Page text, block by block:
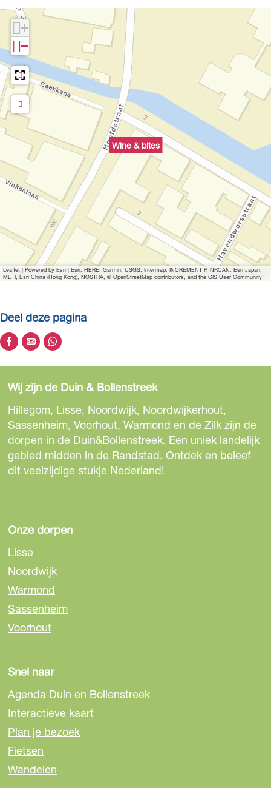
Wine & bites
+
−
Leaflet | Powered by Esri | Esri, HERE, Garmin, USGS, Intermap, INCREMENT P, NRCAN, Esri Japan,
METI, Esri China (Hong Kong), NOSTRA, © OpenStreetMap contributors, and the GIS User Community
Deel deze pagina
D
e
l
d
e
z
e
p
n
a
o
p
F
a
c
e
o
k
D
e
l
d
e
z
e
p
n
o
p
e
-
m
a
D
e
l
d
e
z
e
p
n
p
W
h
A
p
Wij zijn de Duin & Bollenstreek
Hillegom, Lisse, Noordwijk, Noordwijkerhout,
Sassenheim, Voorhout, Warmond en de Zilk zijn de
dorpen in de Duin&Bollenstreek. Een uniek landelijk
gebied midden in de Randstad. Ontdek en beleef
dit veelzijdige stukje Nederland!
Onze dorpen
Lisse
Noordwijk
Warmond
Sassenheim
Voorhout
Snel naar
Agenda Duin en Bollenstreek
Interactieve kaart
Plan je bezoek
Fietsen
Wandelen